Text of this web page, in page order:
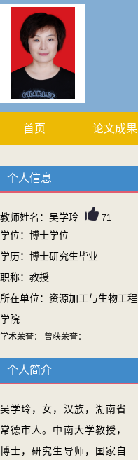
首页 论文成果
个人信息
教师姓名：吴学玲 71
学位：博士学位
学历：博士研究生毕业
职称：教授
所在单位：资源加工与生物工程
学院
学术荣誉： 曾获荣誉：
个人简介
吴学玲，女，汉族，湖南省
常德市人。中南大学教授，
博士，研究生导师，国家自